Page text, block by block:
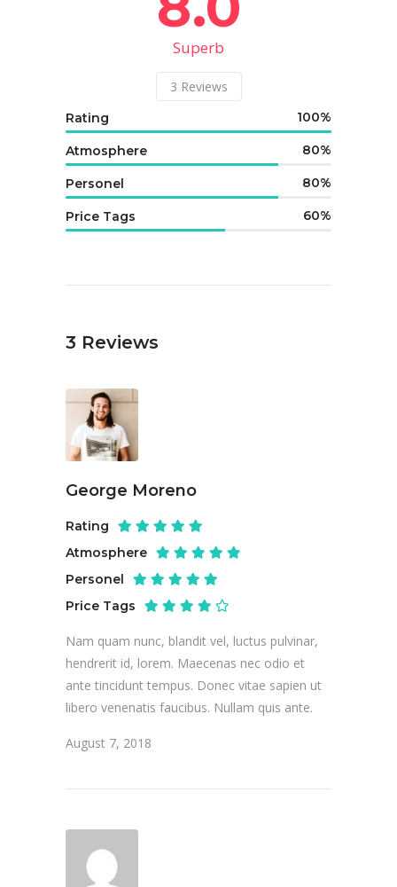
Superb
3 Reviews
Rating 100
Atmosphere 80
Personel 80
Price Tags 60
3 Reviews
George Moreno
Rating
Atmosphere
Personel
Price Tags
Nam quam nunc, blandit vel, luctus pulvinar,
hendrerit id, lorem. Maecenas nec odio et
ante tincidunt tempus. Donec vitae sapien ut
libero venenatis faucibus. Nullam quis ante.
August 7, 2018